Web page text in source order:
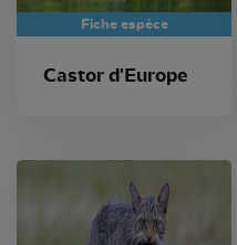
Fiche espèce
Castor d'Europe